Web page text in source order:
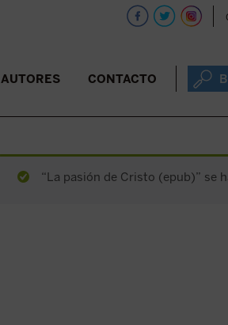
AUTORES CONTACTO
“La pasión de Cristo (epub)” se